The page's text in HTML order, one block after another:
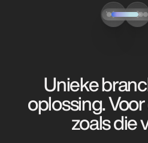
Unieke
oplossing.
zoals die